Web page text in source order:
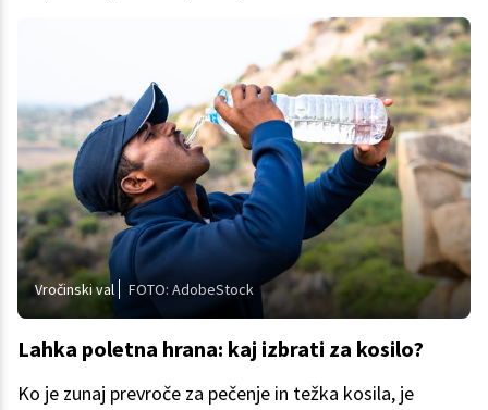
Vročinski val FOTO: AdobeStock
Lahka poletna hrana: kaj izbrati za kosilo?
Ko je zunaj prevroče za pečenje in težka kosila, je